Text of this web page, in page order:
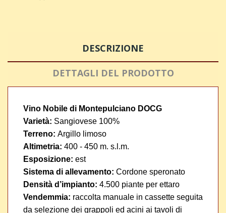
DESCRIZIONE
DETTAGLI DEL PRODOTTO
Vino Nobile di Montepulciano DOCG
Varietà: Sangiovese 100%
Terreno: Argillo limoso
Altimetria: 400 - 450 m. s.l.m.
Esposizione: est
Sistema di allevamento: Cordone speronato
Densità d’impianto: 4.500 piante per ettaro
Vendemmia: raccolta manuale in cassette seguita
da selezione dei grappoli ed acini ai tavoli di